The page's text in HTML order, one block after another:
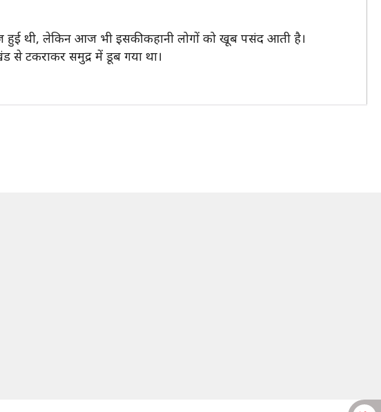
हुई थी, लेकिन आज भी इसकी कहानी लोगों को खूब पसंद आती है।
से टकराकर समुद्र में डूब गया था।